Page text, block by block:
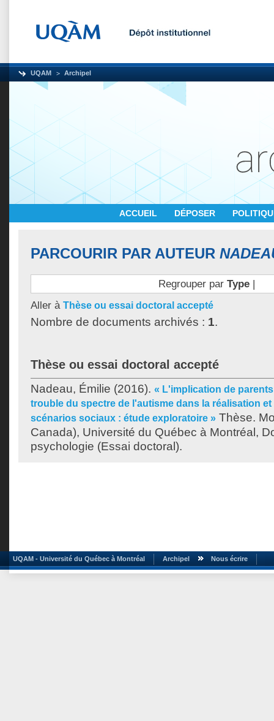
UQAM Archipel
ACCUEIL DÉPOSER
PARCOURIR PAR AUTEUR
Regrouper par Type|
Aller à Thèse ou essai doctoral accepté
Nombre de documents archivés : 1.
Thèse ou essai doctoral accepté
Nadeau, Émilie (2016). « L'implication de
trouble du spectre de l'autisme dans la réalisation
scénarios sociaux : étude exploratoire » Thèse.
Canada), Université du Québec à Montréal,
psychologie (Essai doctoral).
UQAM - Université du Québec à Montréal Archipel Nous écrire